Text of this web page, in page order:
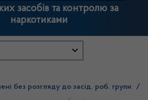
засобів та контролю за
наркотиками
без розгляду до засід. роб. групи
/